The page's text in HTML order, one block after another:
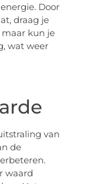
Door
draag je
kun je
wat weer
van
de
waard